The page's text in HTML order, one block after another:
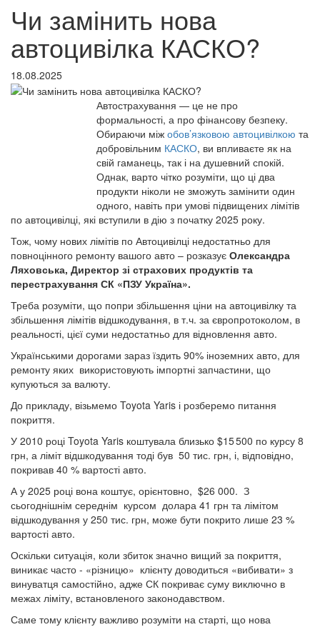
Чи замінить нова
автоцивілка КАСКО?
18.08.2025
Автострахування — це не про
формальності, а про фінансову безпеку.
Обираючи між обов’язковою автоцивілкою та
добровільним КАСКО, ви впливаєте як на
свій гаманець, так і на душевний спокій.
Однак, варто чітко розуміти, що ці два
продукти ніколи не зможуть замінити один
одного, навіть при умові підвищених лімітів
по автоцивілці, які вступили в дію з початку 2025 року.
Тож, чому нових лімітів по Автоцивілці недостатньо для
повноцінного ремонту вашого авто – розказує Олександра
Ляховська, Директор зі страхових продуктів та
перестрахування СК «ПЗУ Україна».
Треба розуміти, що попри збільшення ціни на автоцивілку та
збільшення лімітів відшкодування, в т.ч. за європротоколом, в
реальності, цієї суми недостатньо для відновлення авто.
Українськими дорогами зараз їздить 90% іноземних авто, для
ремонту яких використовують імпортні запчастини, що
купуються за валюту.
До прикладу, візьмемо Toyota Yaris і розберемо питання
покриття.
У 2010 році Toyota Yaris коштувала близько $15 500 по курсу 8
грн, а ліміт відшкодування тоді був 50 тис. грн, і, відповідно,
покривав 40 % вартості авто.
А у 2025 році вона коштує, орієнтовно, $26 000. З
сьогоднішнім середнім курсом долара 41 грн та лімітом
відшкодування у 250 тис. грн, може бути покрито лише 23 %
вартості авто.
Оскільки ситуація, коли збиток значно вищий за покриття,
виникає часто - «різницю» клієнту доводиться «вибивати» з
винуватця самостійно, адже СК покриває суму виключно в
межах ліміту, встановленого законодавством.
Саме тому клієнту важливо розуміти на старті, що нова